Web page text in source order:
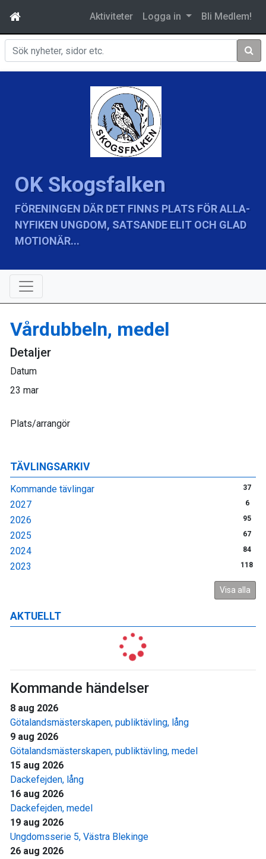
Aktiviteter Logga in Bli Medlem!
Sök
OK Skogsfalken
FÖRENINGEN DÄR DET FINNS PLATS FÖR ALLA-
NYFIKEN UNGDOM, SATSANDE ELIT OCH GLAD
MOTIONÄR...
TÄVLINGSARKIV
Kommande tävlingar 37
2027 6
2026 95
2025 67
2024 84
2023 118
Visa alla
AKTUELLT
Kommande händelser
8 aug 2026
Götalandsmästerskapen, publiktävling, lång
9 aug 2026
Götalandsmästerskapen, publiktävling, medel
15 aug 2026
Dackefejden, lång
16 aug 2026
Dackefejden, medel
19 aug 2026
Ungdomsserie 5, Västra Blekinge
26 aug 2026
Vårdubbeln, medel
Detaljer
Datum
23 mar
Plats/arrangör